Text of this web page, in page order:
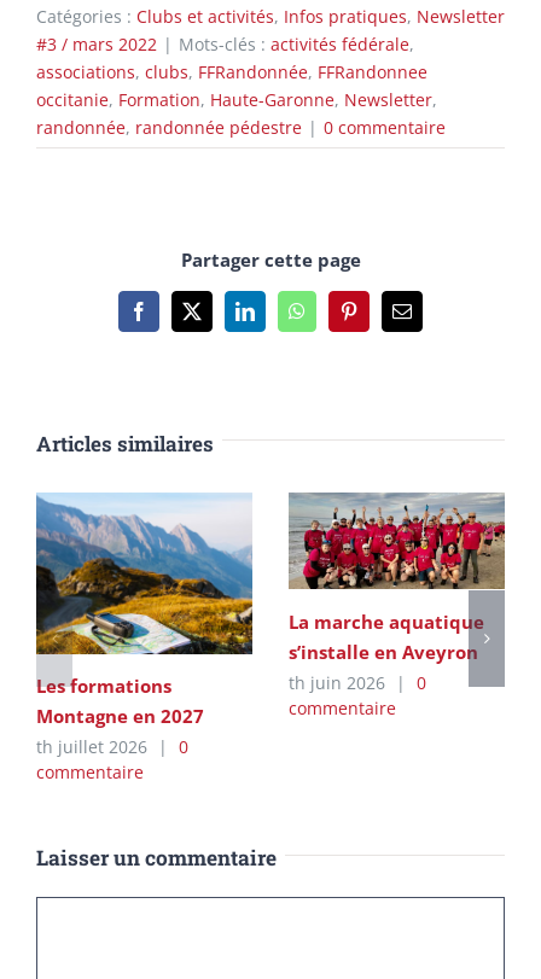
Catégories : Clubs et activités, Infos pratiques, Newsletter
#3 / mars 2022 | Mots-clés : activités fédérale,
associations, clubs, FFRandonnée, FFRandonnee
occitanie, Formation, Haute-Garonne, Newsletter,
randonnée, randonnée pédestre | 0 commentaire
Partager cette page
Facebook
X LinkedInWhatsAppPinterestEmail
Articles similaires
Les formations
Montagne en 2027
th juillet 2026 |
0
commentaire
La marche aquatique
s’installe en Aveyron
th juin 2026 |
0
commentaire
Laisser un commentaire